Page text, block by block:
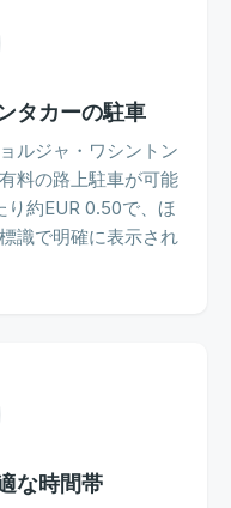
タカーの駐車
ルジャ・ワシントン
料の路上駐車が可能
り約EUR 0.50で、ほ
識で明確に表示され
な時間帯